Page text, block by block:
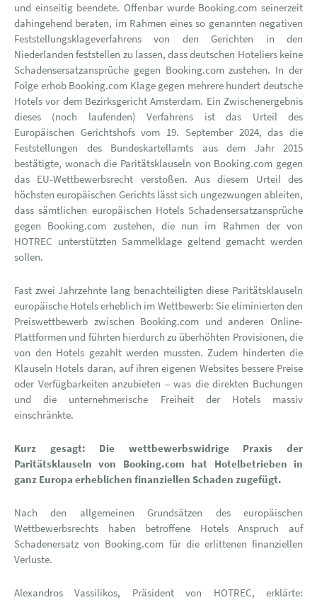
und einseitig beendete. Offenbar wurde Booking.com seinerzeit
dahingehend beraten, im Rahmen eines so genannten negativen
Feststellungsklageverfahrens von den Gerichten in den
Niederlanden feststellen zu lassen, dass deutschen Hoteliers keine
Schadensersatzansprüche gegen Booking.com zustehen. In der
Folge erhob Booking.com Klage gegen mehrere hundert deutsche
Hotels vor dem Bezirksgericht Amsterdam. Ein Zwischenergebnis
dieses (noch laufenden) Verfahrens ist das Urteil des
Europäischen Gerichtshofs vom 19. September 2024, das die
Feststellungen des Bundeskartellamts aus dem Jahr 2015
bestätigte, wonach die Paritätsklauseln von Booking.com gegen
das EU-Wettbewerbsrecht verstoßen. Aus diesem Urteil des
höchsten europäischen Gerichts lässt sich ungezwungen ableiten,
dass sämtlichen europäischen Hotels Schadensersatzansprüche
gegen Booking.com zustehen, die nun im Rahmen der von
HOTREC unterstützten Sammelklage geltend gemacht werden
sollen.
Fast zwei Jahrzehnte lang benachteiligten diese Paritätsklauseln
europäische Hotels erheblich im Wettbewerb: Sie eliminierten den
Preiswettbewerb zwischen Booking.com und anderen Online-
Plattformen und führten hierdurch zu überhöhten Provisionen, die
von den Hotels gezahlt werden mussten. Zudem hinderten die
Klauseln Hotels daran, auf ihren eigenen Websites bessere Preise
oder Verfügbarkeiten anzubieten – was die direkten Buchungen
und die unternehmerische Freiheit der Hotels massiv
einschränkte.
Kurz gesagt: Die wettbewerbswidrige Praxis der
Paritätsklauseln von Booking.com hat Hotelbetrieben in
ganz Europa erheblichen finanziellen Schaden zugefügt.
Nach den allgemeinen Grundsätzen des europäischen
Wettbewerbsrechts haben betroffene Hotels Anspruch auf
Schadenersatz von Booking.com für die erlittenen finanziellen
Verluste.
Alexandros Vassilikos, Präsident von HOTREC, erklärte: